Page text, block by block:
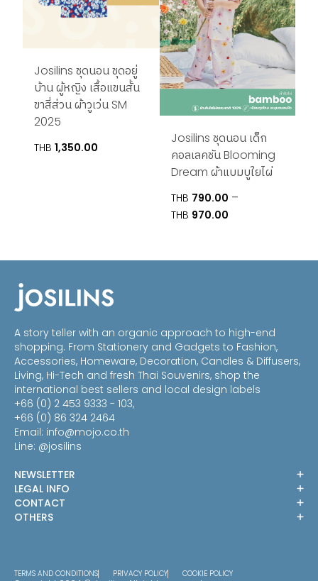
Josilins ชุดนอน ชุดอยู่
บ้าน ผู้หญิง เสื้อแขนสั้น
ขาสี่ส่วน ผ้าวูเว่น SM
2025
THB 1,350.00
Josilins ชุดนอน เด็ก
คอลเลคชัน Blooming
Dream ผ้าแบมบูใยไผ่
THB 790.00 –
THB 970.00Price
through
A story teller with an organic approach to high-end
shopping. From Stationery and Gadgets to Fashion,
Accessories, Homeware, Decoration, Candles & Diffusers,
Living, Hi-Tech and fresh Thai Souvenirs, shop the
international best sellers and local design labels
+66 (0) 2 453 9333 - 103,
+66 (0) 86 324 2464
Email: info@mojo.co.th
Line: @josilins
NEWSLETTER
LEGAL INFO
CONTACT
OTHERS
TERMS AND CONDITIONS PRIVACY POLICY COOKIE POLICY